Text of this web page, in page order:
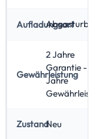
AufladungsartAbgasturbolader
Gewährleistung
2 Jahre
Garantie - 5
Jahre
Gewährleistung
ZustandNeu